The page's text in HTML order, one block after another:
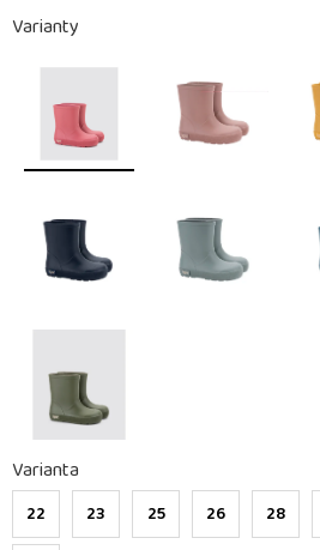
Varianty
Varianta
22 23 25 26 28